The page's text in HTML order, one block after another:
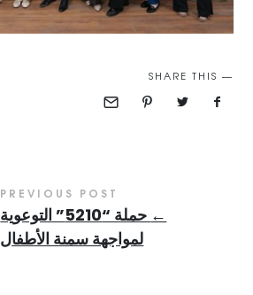
SHARE THIS
PREVIOUS POST
←
حملة “5210” التوعوية
لمواجهة سمنة الأطفال